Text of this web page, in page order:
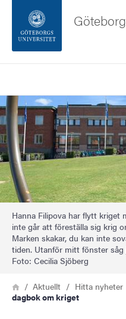
Sidfoten
Om webbplatsen
Bild
Hanna Filipova har flytt kriget
inte går att föreställa sig krig
Marken skakar, du kan inte
tiden. Utanför mitt fönster
Foto: Cecilia Sjöberg
Länkstig
HemAktuellt Hitta nyheter
dagbok om kriget